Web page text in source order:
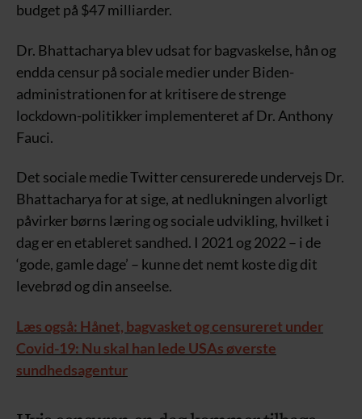
budget på $47 milliarder.
Dr. Bhattacharya blev udsat for bagvaskelse, hån og
endda censur på sociale medier under Biden-
administrationen for at kritisere de strenge
lockdown-politikker implementeret af Dr. Anthony
Fauci.
Det sociale medie Twitter censurerede undervejs Dr.
Bhattacharya for at sige, at nedlukningen alvorligt
påvirker børns læring og sociale udvikling, hvilket i
dag er en etableret sandhed. I 2021 og 2022 – i de
‘gode, gamle dage’ – kunne det nemt koste dig dit
levebrød og din anseelse.
Læs også: Hånet, bagvasket og censureret under
Covid-19: Nu skal han lede USAs øverste
sundhedsagentur